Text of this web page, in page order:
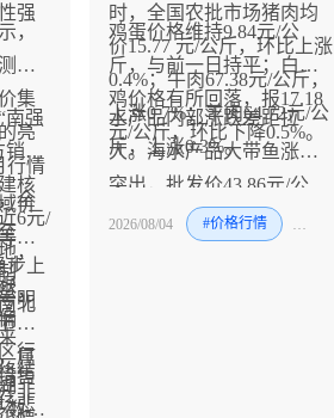
强
，
省
集
亮
行情
全
步上
明
南强
销区
核
6元/
，
行
价
地
北
结
悲
，
奏
属
非
售
数大
时，全国农批市场猪肉均
价15.77 元/公斤，环比上涨
0.4%；牛肉67.38元/公斤，
上涨0.7%；羊肉64.72元/公
斤，上涨0.3%。
鸡蛋价格维持9.84元/公
斤，与前一日持平；白条
鸡价格有所回落，报17.18
元/公斤，环比下降0.5%。
水产品内部涨跌差距拉
大。海水产品大带鱼涨幅
突出，批发价43.86元/公
斤，单日上涨3.8%；鲤
2026/08/04 #价格行情